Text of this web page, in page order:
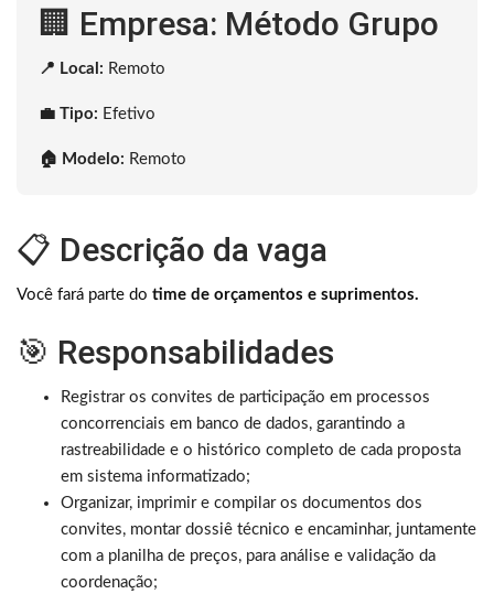
🏢 Empresa: Método Grupo
📍 Local: Remoto
💼 Tipo: Efetivo
🏠 Modelo: Remoto
📋 Descrição da vaga
Você fará parte do time de orçamentos e suprimentos.
🎯 Responsabilidades
Registrar os convites de participação em processos
concorrenciais em banco de dados, garantindo a
rastreabilidade e o histórico completo de cada proposta
em sistema informatizado;
Organizar, imprimir e compilar os documentos dos
convites, montar dossiê técnico e encaminhar, juntamente
com a planilha de preços, para análise e validação da
coordenação;